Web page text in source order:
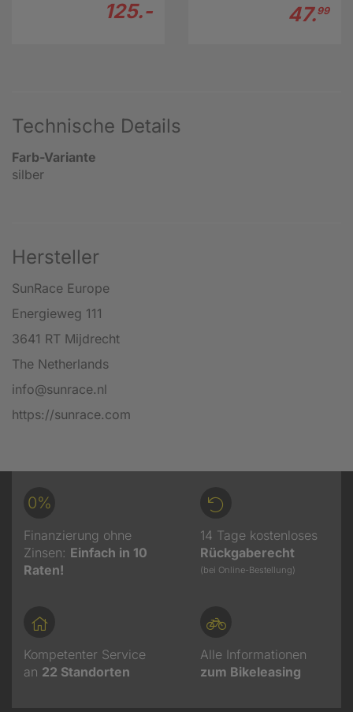
125.- 47.99
Technische Details
Farb-Variante
silber
Hersteller
SunRace Europe
Energieweg 111
3641 RT Mijdrecht
The Netherlands
info@sunrace.nl
https://sunrace.com
0%
Finanzierung ohne
Zinsen: Einfach in 10
Raten!
14 Tage kostenloses
Rückgaberecht
(bei Online-Bestellung)
Kompetenter Service
an 22 Standorten
Alle Informationen
zum Bikeleasing